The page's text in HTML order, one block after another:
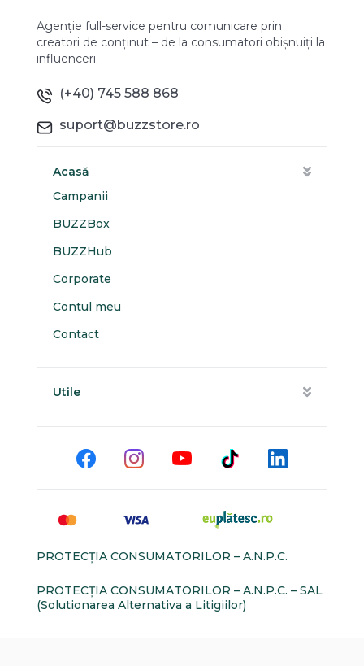
Agenție full-service pentru comunicare prin
creatori de conținut – de la consumatori obișnuiți la
influenceri.
(+40) 745 588 868
suport@buzzstore.ro
Acasă
Campanii
BUZZBox
BUZZHub
Corporate
Contul meu
Contact
Utile
PROTECŢIA CONSUMATORILOR – A.N.P.C.
PROTECŢIA CONSUMATORILOR – A.N.P.C. – SAL
(Solutionarea Alternativa a Litigiilor)